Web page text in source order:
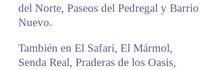
del Norte, Paseos del Pedregal y Barrio
Nuevo.
También en El Safari, El Mármol,
Senda Real, Praderas de los Oasis,